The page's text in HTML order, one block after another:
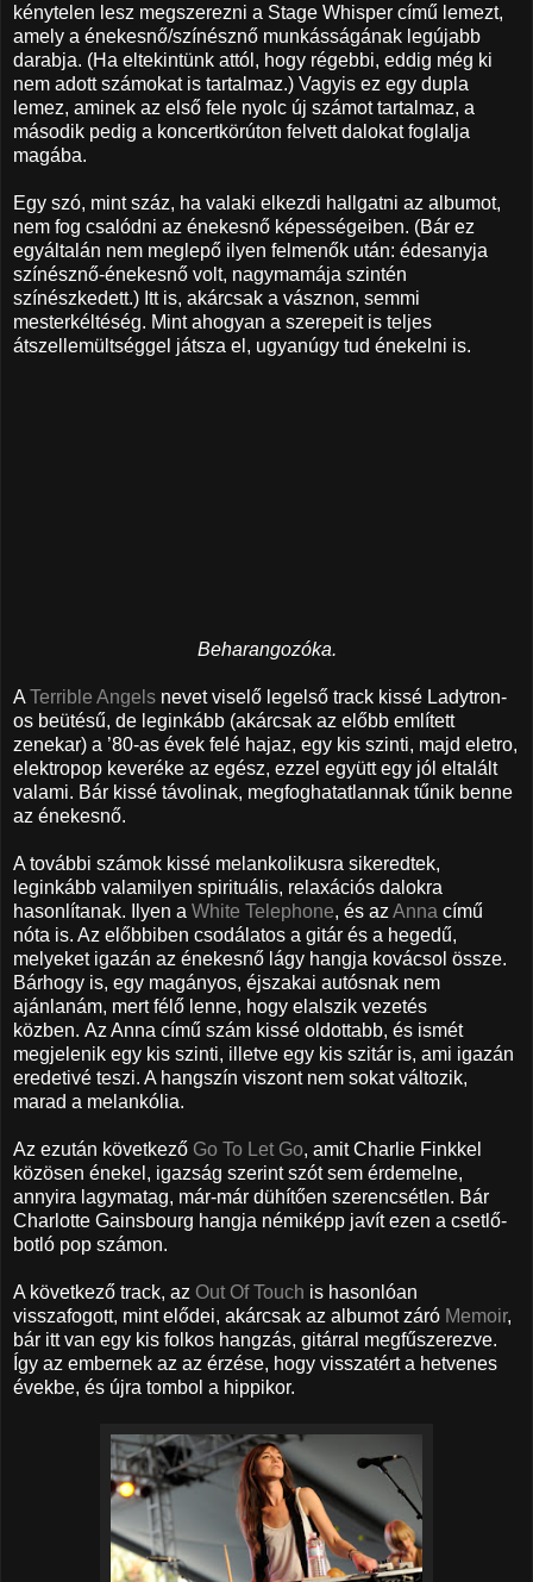
kénytelen lesz megszerezni a Stage Whisper című lemezt,
amely a énekesnő/színésznő munkásságának legújabb
darabja. (Ha eltekintünk attól, hogy régebbi, eddig még ki
nem adott számokat is tartalmaz.) Vagyis ez egy dupla
lemez, aminek az első fele nyolc új számot tartalmaz, a
második pedig a koncertkörúton felvett dalokat foglalja
magába.
Egy szó, mint száz, ha valaki elkezdi hallgatni az albumot,
nem fog csalódni az énekesnő képességeiben. (Bár ez
egyáltalán nem meglepő ilyen felmenők után: édesanyja
színésznő-énekesnő volt, nagymamája szintén
színészkedett.) Itt is, akárcsak a vásznon, semmi
mesterkéltéség. Mint ahogyan a szerepeit is teljes
átszellemültséggel játsza el, ugyanúgy tud énekelni is.
Beharangozóka.
A Terrible Angels nevet viselő legelső track kissé Ladytron-
os beütésű, de leginkább (akárcsak az előbb említett
zenekar) a ’80-as évek felé hajaz, egy kis szinti, majd eletro,
elektropop keveréke az egész, ezzel együtt egy jól eltalált
valami. Bár kissé távolinak, megfoghatatlannak tűnik benne
az énekesnő.
A további számok kissé melankolikusra sikeredtek,
leginkább valamilyen spirituális, relaxációs dalokra
hasonlítanak. Ilyen a White Telephone, és az Anna című
nóta is. Az előbbiben csodálatos a gitár és a hegedű,
melyeket igazán az énekesnő lágy hangja kovácsol össze.
Bárhogy is, egy magányos, éjszakai autósnak nem
ajánlanám, mert félő lenne, hogy elalszik vezetés
közben. Az Anna című szám kissé oldottabb, és ismét
megjelenik egy kis szinti, illetve egy kis szitár is, ami igazán
eredetivé teszi. A hangszín viszont nem sokat változik,
marad a melankólia.
Az ezután következő Go To Let Go, amit Charlie Finkkel
közösen énekel, igazság szerint szót sem érdemelne,
annyira lagymatag, már-már dühítően szerencsétlen. Bár
Charlotte Gainsbourg hangja némiképp javít ezen a csetlő-
botló pop számon.
A következő track, az Out Of Touch is hasonlóan
visszafogott, mint elődei, akárcsak az albumot záró Memoir,
bár itt van egy kis folkos hangzás, gitárral megfűszerezve.
Így az embernek az az érzése, hogy visszatért a hetvenes
évekbe, és újra tombol a hippikor.